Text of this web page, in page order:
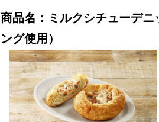
商品名：ミルクシチューデ
ング使用）